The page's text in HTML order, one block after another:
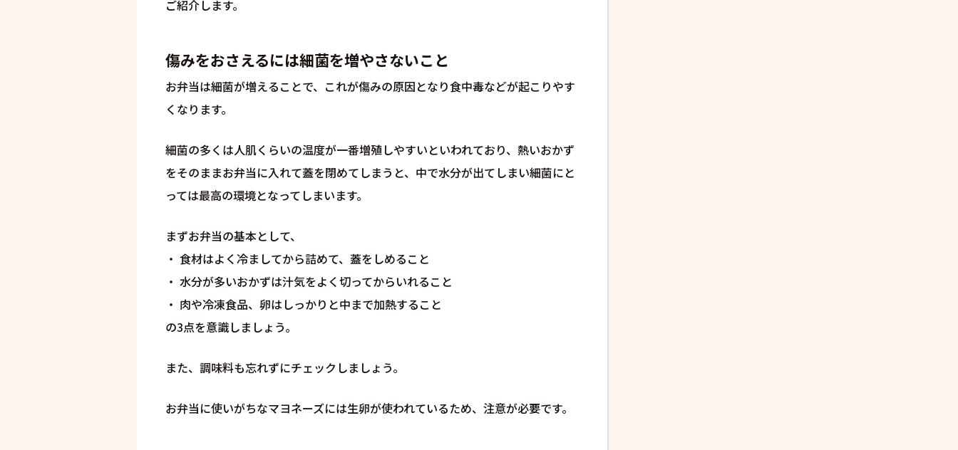
ご紹介します。
傷みをおさえるには細菌を増やさないこと
お弁当は細菌が増えることで、これが傷みの原因となり食中毒などが起こりやす
くなります。
細菌の多くは人肌くらいの温度が一番増殖しやすいといわれており、熱いおかず
をそのままお弁当に入れて蓋を閉めてしまうと、中で水分が出てしまい細菌にと
っては最高の環境となってしまいます。
まずお弁当の基本として、
・ 食材はよく冷ましてから詰めて、蓋をしめること
・ 水分が多いおかずは汁気をよく切ってからいれること
・ 肉や冷凍食品、卵はしっかりと中まで加熱すること
の3点を意識しましょう。
また、調味料も忘れずにチェックしましょう。
お弁当に使いがちなマヨネーズには生卵が使われているため、注意が必要です。